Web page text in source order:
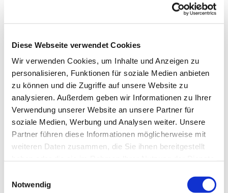
Diese Webseite verwendet Cookies
Wir verwenden Cookies, um Inhalte und Anzeigen zu
personalisieren, Funktionen für soziale Medien anbieten
zu können und die Zugriffe auf unsere Website zu
analysieren. Außerdem geben wir Informationen zu Ihrer
Verwendung unserer Website an unsere Partner für
soziale Medien, Werbung und Analysen weiter. Unsere
Partner führen diese Informationen möglicherweise mit
weiteren Daten zusammen, die Sie ihnen bereitgestellt
Notwendig